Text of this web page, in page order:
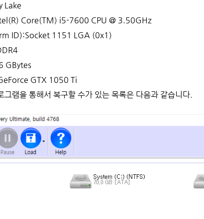
Lake
Core(TM) i5-7600 CPU @ 3.50GHz
ID):Socket 1151 LGA (0x1)
GBytes
GTX 1050 Ti
그램을 통해서 복구할 수가 있는 목록은 다음과 같습니다.